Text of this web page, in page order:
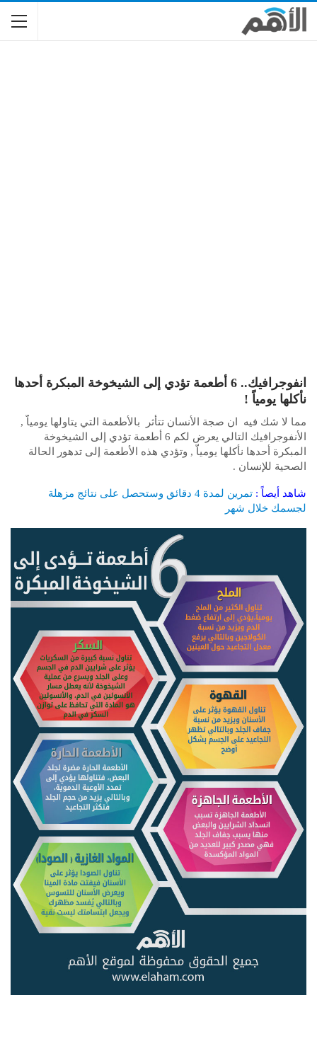
انفوجرافيك.. 6 أطعمة تؤدي إلى الشيخوخة المبكرة أحدها
نأكلها يومياً !
مما لا شك فيه ان صجة الأنسان تتأثر بالأطعمة التي يتاولها يومياّ ,
الأنفوجرافيك التالي يعرض لكم 6 أطعمة تؤدي إلى الشيخوخة
المبكرة أحدها نأكلها يومياّ , وتؤدي هذه الأطعمة إلى تدهور الحالة
الصحية للإنسان .
شاهد أيصاً :
تمرين لمدة 4 دقائق وستحصل على نتائج مزهلة
لجسمك خلال شهر